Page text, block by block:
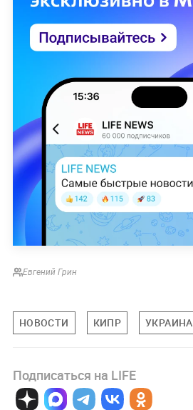
Евгений Грин
НОВОСТИ КИПР УКРАИНА
Подписаться на LIFE